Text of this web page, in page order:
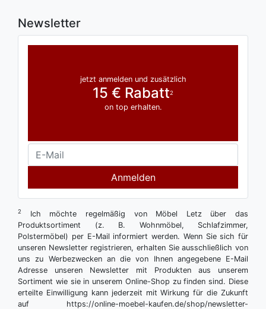
Newsletter
jetzt anmelden und zusätzlich
15 € Rabatt2
on top erhalten.
Anmelden
2
Ich möchte regelmäßig von Möbel Letz über das
Produktsortiment (z. B. Wohnmöbel, Schlafzimmer,
Polstermöbel) per E-Mail informiert werden. Wenn Sie sich für
unseren Newsletter registrieren, erhalten Sie ausschließlich von
uns zu Werbezwecken an die von Ihnen angegebene E-Mail
Adresse unseren Newsletter mit Produkten aus unserem
Sortiment wie sie in unserem Online-Shop zu finden sind. Diese
erteilte Einwilligung kann jederzeit mit Wirkung für die Zukunft
auf https://online-moebel-kaufen.de/shop/newsletter-